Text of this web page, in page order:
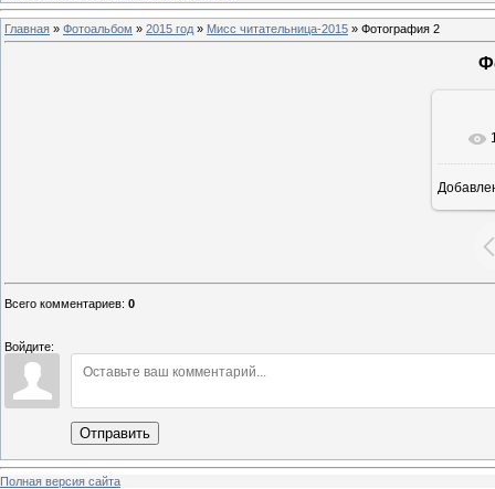
Главная » Фотоальбом » 2015 год » Мисс читательница-2015 » Фотография 2
Всего комментариев: 0
Войдите:
Отправить
Полная версия сайта